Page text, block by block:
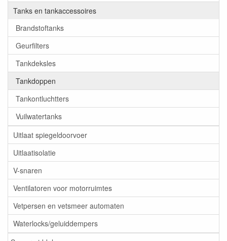
Tanks en tankaccessoires
Brandstoftanks
Geurfilters
Tankdeksles
Tankdoppen
Tankontluchtters
Vuilwatertanks
Uitlaat spiegeldoorvoer
Uitlaatisolatie
V-snaren
Ventilatoren voor motorruimtes
Vetpersen en vetsmeer automaten
Waterlocks/geluiddempers